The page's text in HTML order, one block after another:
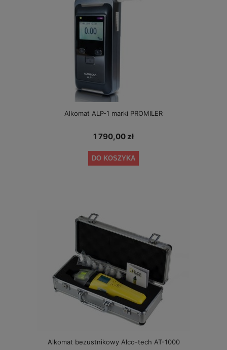
Alkomat ALP-1 marki PROMILER
1 790,00 zł
DO KOSZYKA
Alkomat bezustnikowy Alco-tech AT-1000